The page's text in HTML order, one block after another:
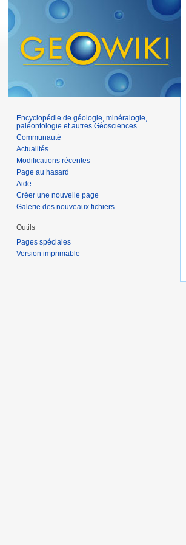
Encyclopédie de géologie, minéralogie,
paléontologie et autres Géosciences
Communauté
Actualités
Modifications récentes
Page au hasard
Aide
Créer une nouvelle page
Galerie des nouveaux fichiers
Outils
Pages spéciales
Version imprimable